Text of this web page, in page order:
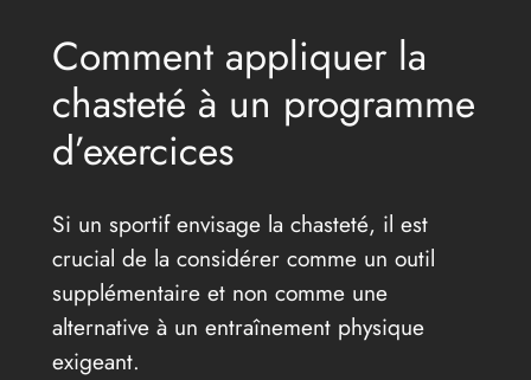
Comment appliquer la
chasteté à un programme
d’exercices
Si un sportif envisage la chasteté, il est
crucial de la considérer comme un outil
supplémentaire et non comme une
alternative à un entraînement physique
exigeant.